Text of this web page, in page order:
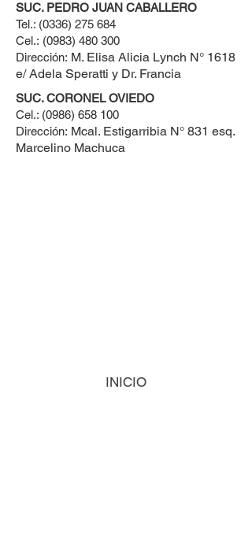
SUC. PEDRO JUAN CABALLERO
Tel.: (0336) 275 684
Cel.: (0983) 480 300
Dirección: M. Elisa Alicia Lynch N° 1618
e/ Adela Speratti y Dr. Francia
SUC. CORONEL OVIEDO
Cel.: (0986) 658 100
Dirección: Mcal. Estigarribia N° 831 esq.
Marcelino Machuca
INICIO